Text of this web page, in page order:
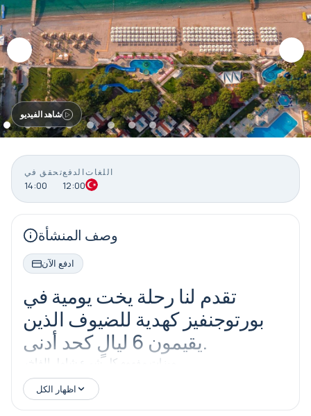
شاهد الفيديو
تحقق في
14:00
الدفع
12:00
اللغات
وصف المنشأة
ادفع الآن
تقدم لنا رحلة يخت يومية في
بورتوجنفيز كهدية للضيوف الذين
يقيمون 6 ليالٍ كحد أدنى.
ميزات مفهوم كل شيء شامل الفاخر
الإفطار (بين الساعة 07:30 و 10:00)
اظهار الكل